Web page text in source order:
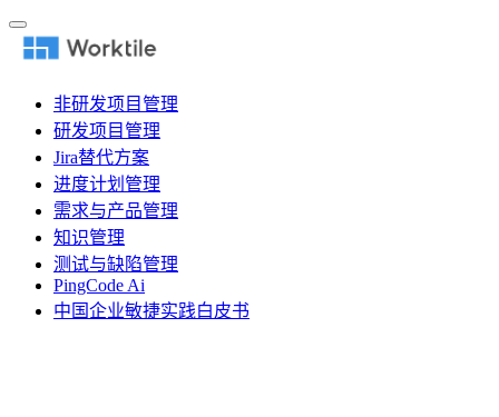
非研发项目管理
研发项目管理
Jira替代方案
进度计划管理
需求与产品管理
知识管理
测试与缺陷管理
PingCode Ai
中国企业敏捷实践白皮书